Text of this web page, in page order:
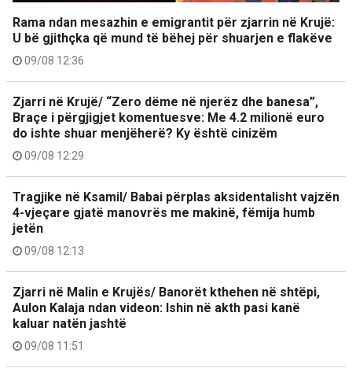
Rama ndan mesazhin e emigrantit për zjarrin në Krujë:
U bë gjithçka që mund të bëhej për shuarjen e flakëve
09/08 12:36
Zjarri në Krujë/ “Zero dëme në njerëz dhe banesa”,
Braçe i përgjigjet komentuesve: Me 4.2 milionë euro
do ishte shuar menjëherë? Ky është cinizëm
09/08 12:29
Tragjike në Ksamil/ Babai përplas aksidentalisht vajzën
4-vjeçare gjatë manovrës me makinë, fëmija humb
jetën
09/08 12:13
Zjarri në Malin e Krujës/ Banorët kthehen në shtëpi,
Aulon Kalaja ndan videon: Ishin në akth pasi kanë
kaluar natën jashtë
09/08 11:51